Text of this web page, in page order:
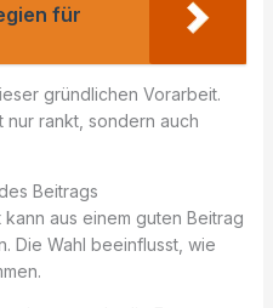
für
gründlichen Vorarbeit.
rankt, sondern auch
Beitrags
aus einem guten Beitrag
Die Wahl beeinflusst, wie